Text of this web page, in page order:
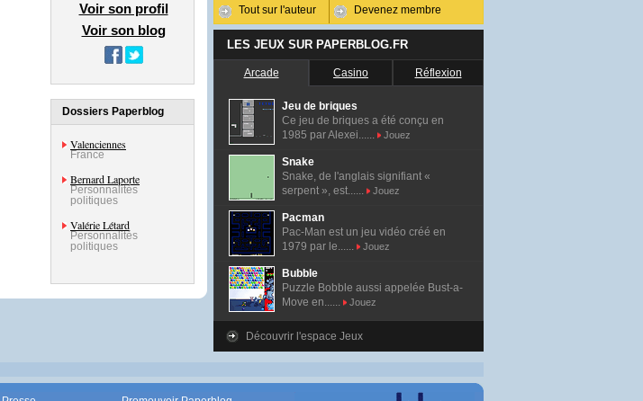
Voir son profil
Voir son blog
Dossiers Paperblog
Valenciennes
France
Bernard Laporte
Personnalités
politiques
Valérie Létard
Personnalités
politiques
Tout sur l'auteur Devenez membre
LES JEUX SUR PAPERBLOG.FR
Arcade Casino Réflexion
Jeu de briques
Ce jeu de briques a été conçu en
1985 par Alexei......
Jouez
Snake
Snake, de l'anglais signifiant «
serpent », est......
Jouez
Pacman
Pac-Man est un jeu vidéo créé en
1979 par le......
Jouez
Bubble
Puzzle Bobble aussi appelée Bust-a-
Move en......
Jouez
Découvrir l'espace Jeux